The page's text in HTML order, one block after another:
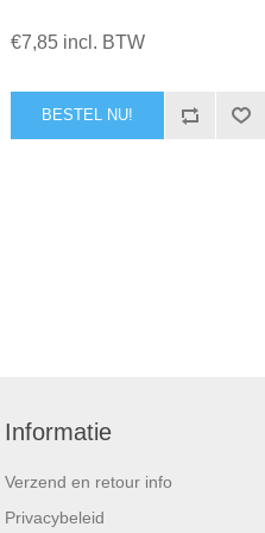
€7,85 incl. BTW
Informatie
Verzend en retour info
Privacybeleid